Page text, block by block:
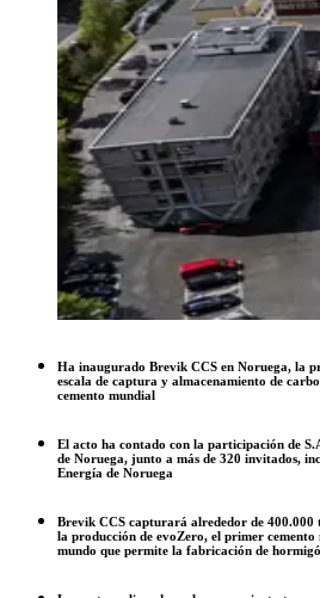
Ha inaugurado Brevik CCS en Noruega, la
escala de captura y almacenamiento de
cemento mundial
El acto ha contado con la participación de
de Noruega, junto a más de 320 invitados,
Energía de Noruega
Brevik CCS capturará alrededor de 400.000
la producción de evoZero, el primer
mundo que permite la fabricación de